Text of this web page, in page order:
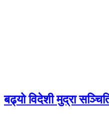
बढ्यो विदेशी मुद्रा